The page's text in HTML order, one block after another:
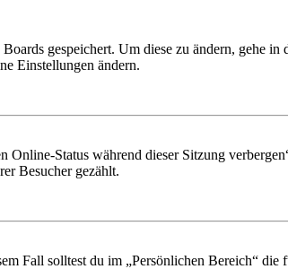
gespeichert. Um diese zu ändern, gehe
Einstellungen ändern.
Status während dieser Sitzung
Besucher gezählt.
Fall solltest du im „Persönlichen Bereich“